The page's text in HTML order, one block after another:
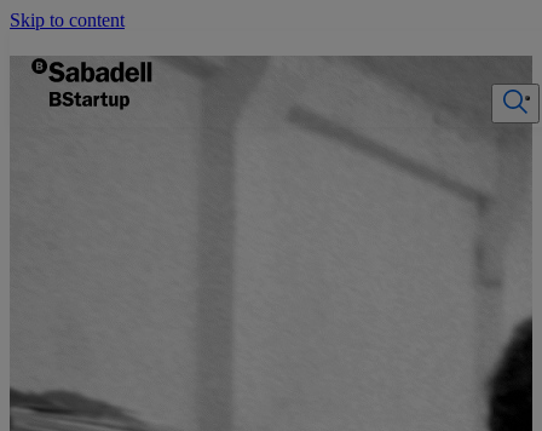
Skip to content